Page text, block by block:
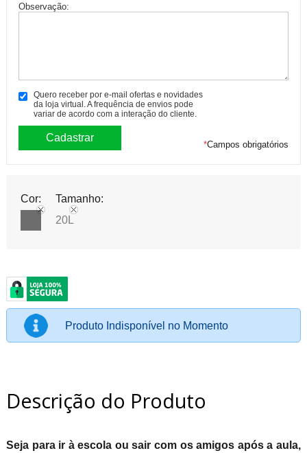
Observação:
Quero receber por e-mail ofertas e novidades
da loja virtual. A frequência de envios pode
variar de acordo com a interação do cliente.
*Campos obrigatórios
Cor:
Tamanho:
20L
Produto Indisponível no Momento
Descrição do Produto
Seja para ir à escola ou sair com os amigos após a aula,